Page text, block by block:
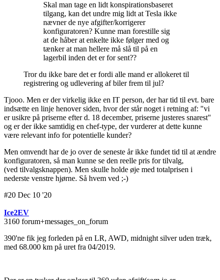
Skal man tage en lidt konspirationsbaseret
tilgang, kan det undre mig lidt at Tesla ikke
nævner de nye afgifter/korrigerer
konfiguratoren? Kunne man forestille sig
at de håber at enkelte ikke følger med og
tænker at man hellere må slå til på en
lagerbil inden det er for sent??
Tror du ikke bare det er fordi alle mand er allokeret til
registrering og udlevering af biler frem til jul?
Tjooo. Men er der virkelig ikke en IT person, der har tid til evt. bare
indsætte en linje henover siden, hvor der står noget i retning af: "vi
er usikre på priserne efter d. 18 december, priserne justeres snarest"
og er der ikke samtidig en chef-type, der vurderer at dette kunne
være relevant info for potentielle kunder?
Men omvendt har de jo over de seneste år ikke fundet tid til at ændre
konfiguratoren, så man kunne se den reelle pris for tilvalg,
(ved tilvalgsknappen). Men skulle holde øje med totalprisen i
nederste venstre hjørne. Så hvem ved ;-)
#20 Dec 10 '20
Ice2EV
3160 forum+messages_on_forum
390'ne fik jeg forleden på en LR, AWD, midnight silver uden træk,
med 68.000 km på uret fra 04/2019.